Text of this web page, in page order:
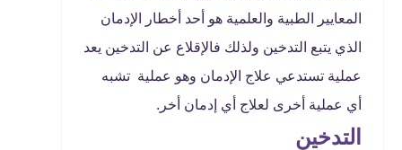
المعايير الطبية والعلمية هو أحد أخطار الإدمان
الذي يتبع التدخين ولذلك فالإقلاع عن التدخين يعد
عملية تستدعي علاج الإدمان وهو عملية تشبه
أي عملية أخرى لعلاج أي إدمان أخر.
التدخين